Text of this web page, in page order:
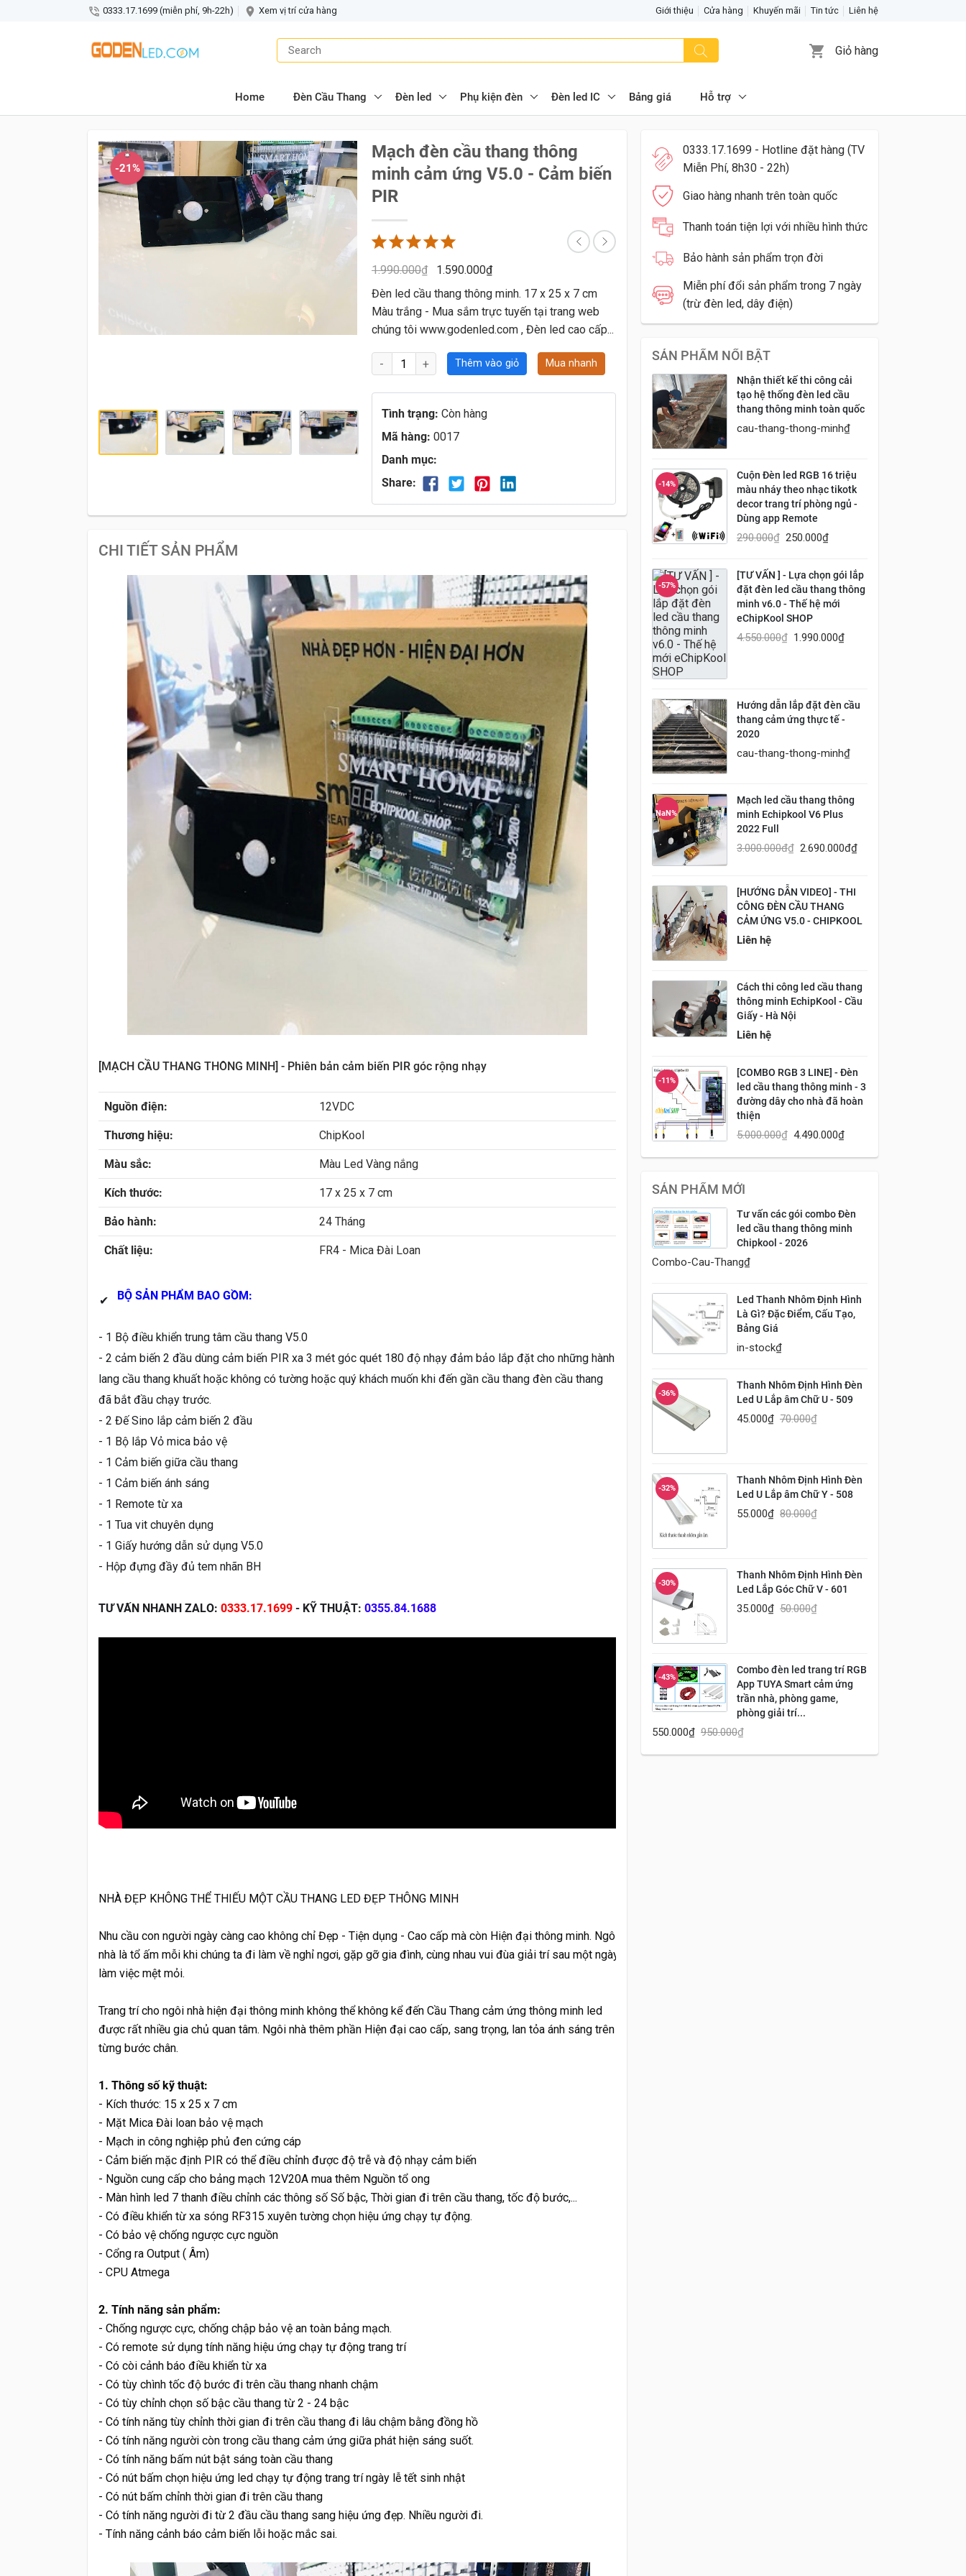
0333.17.1699 (miễn phí, 9h-22h) Xem vị trí cửa hàng Giới thiệu Cửa hàng Khuyến mãi Tin tức Liên hệ
Giỏ hàng
Home Đèn Cầu Thang Đèn led Phụ kiện đèn Đèn led IC Bảng giá Hỗ trợ
-21%
Mạch đèn cầu thang thông
minh cảm ứng V5.0 - Cảm biến
PIR
1.990.000₫ 1.590.000₫
Đèn led cầu thang thông minh. 17 x 25 x 7 cm
Màu trắng - Mua sắm trực tuyến tại trang web
chúng tôi www.godenled.com , Đèn led cao cấp...
Thêm vào giỏ Mua nhanh
Tình trạng: Còn hàng
Mã hàng: 0017
Danh mục:
Share:
CHI TIẾT SẢN PHẨM
[MẠCH CẦU THANG THÔNG MINH] - Phiên bản cảm biến PIR góc rộng nhạy
Nguồn điện: 12VDC
Thương hiệu: ChipKool
Màu sắc: Màu Led Vàng nắng
Kích thước: 17 x 25 x 7 cm
Bảo hành: 24 Tháng
Chất liệu: FR4 - Mica Đài Loan
✔ BỘ SẢN PHẨM BAO GỒM:
- 1 Bộ điều khiển trung tâm cầu thang V5.0
- 2 cảm biến 2 đầu dùng cảm biến PIR xa 3 mét góc quét 180 độ nhạy đảm bảo lắp đặt cho những hành
lang cầu thang khuất hoặc không có tường hoặc quý khách muốn khi đến gần cầu thang đèn cầu thang
đã bắt đầu chạy trước.
- 2 Đế Sino lắp cảm biến 2 đầu
- 1 Bộ lắp Vỏ mica bảo vệ
- 1 Cảm biến giữa cầu thang
- 1 Cảm biến ánh sáng
- 1 Remote từ xa
- 1 Tua vit chuyên dụng
- 1 Giấy hướng dẫn sử dụng V5.0
- Hộp đựng đầy đủ tem nhãn BH
TƯ VẤN NHANH ZALO: 0333.17.1699 - KỸ THUẬT: 0355.84.1688
NHÀ ĐẸP KHÔNG THỂ THIẾU MỘT CẦU THANG LED ĐẸP THÔNG MINH
Nhu cầu con người ngày càng cao không chỉ Đẹp - Tiện dụng - Cao cấp mà còn Hiện đại thông minh. Ngôi
nhà là tổ ấm mỗi khi chúng ta đi làm về nghỉ ngơi, gặp gỡ gia đình, cùng nhau vui đùa giải trí sau một ngày
làm việc mệt mỏi.
Trang trí cho ngôi nhà hiện đại thông minh không thể không kể đến Cầu Thang cảm ứng thông minh led
được rất nhiều gia chủ quan tâm. Ngôi nhà thêm phần Hiện đại cao cấp, sang trọng, lan tỏa ánh sáng trên
từng bước chân.
1. Thông số kỹ thuật:
- Kích thước: 15 x 25 x 7 cm
- Mặt Mica Đài loan bảo vệ mạch
- Mạch in công nghiệp phủ đen cứng cáp
- Cảm biến mặc định PIR có thể điều chỉnh được độ trễ và độ nhạy cảm biến
- Nguồn cung cấp cho bảng mạch 12V20A mua thêm Nguồn tổ ong
- Màn hình led 7 thanh điều chỉnh các thông số Số bậc, Thời gian đi trên cầu thang, tốc độ bước,...
- Có điều khiển từ xa sóng RF315 xuyên tường chọn hiệu ứng chạy tự động.
- Có bảo vệ chống ngược cực nguồn
- Cổng ra Output ( Âm)
- CPU Atmega
2. Tính năng sản phẩm:
- Chống ngược cực, chống chập bảo vệ an toàn bảng mạch.
- Có remote sử dụng tính năng hiệu ứng chạy tự động trang trí
- Có còi cảnh báo điều khiển từ xa
- Có tùy chình tốc độ bước đi trên cầu thang nhanh chậm
- Có tùy chỉnh chọn số bậc cầu thang từ 2 - 24 bậc
- Có tính năng tùy chỉnh thời gian đi trên cầu thang đi lâu chậm bằng đồng hồ
- Có tính năng người còn trong cầu thang cảm ứng giữa phát hiện sáng suốt.
- Có tính năng bấm nút bật sáng toàn cầu thang
- Có nút bấm chọn hiệu ứng led chạy tự động trang trí ngày lễ tết sinh nhật
- Có nút bấm chỉnh thời gian đi trên cầu thang
- Có tính năng người đi từ 2 đầu cầu thang sang hiệu ứng đẹp. Nhiều người đi.
- Tính năng cảnh báo cảm biến lỗi hoặc mắc sai.
0333.17.1699 - Hotline đặt hàng (TV
Miễn Phí, 8h30 - 22h)
Giao hàng nhanh trên toàn quốc
Thanh toán tiện lợi với nhiều hình thức
Bảo hành sản phẩm trọn đời
Miễn phí đổi sản phẩm trong 7 ngày
(trừ đèn led, dây điện)
SẢN PHẨM NỔI BẬT
Nhận thiết kế thi công cải
tạo hệ thống đèn led cầu
thang thông minh toàn quốc
cau-thang-thong-minh₫
-14%
Cuộn Đèn led RGB 16 triệu
màu nháy theo nhạc tikotk
decor trang trí phòng ngủ -
Dùng app Remote
290.000₫ 250.000₫
-57%
[TƯ VẤN ] - Lựa chọn gói lắp
đặt đèn led cầu thang thông
minh v6.0 - Thế hệ mới
eChipKool SHOP
4.550.000₫ 1.990.000₫
Hướng dẫn lắp đặt đèn cầu
thang cảm ứng thực tế -
2020
cau-thang-thong-minh₫
-
NaN%
Mạch led cầu thang thông
minh Echipkool V6 Plus
2022 Full
3.000.000đ₫ 2.690.000đ₫
[HƯỚNG DẪN VIDEO] - THI
CÔNG ĐÈN CẦU THANG
CẢM ỨNG V5.0 - CHIPKOOL
Liên hệ
Cách thi công led cầu thang
thông minh EchipKool - Cầu
Giấy - Hà Nội
Liên hệ
-11%
[COMBO RGB 3 LINE] - Đèn
led cầu thang thông minh - 3
đường dây cho nhà đã hoàn
thiện
5.000.000₫ 4.490.000₫
SẢN PHẨM MỚI
Tư vấn các gói combo Đèn
led cầu thang thông minh
Chipkool - 2026
Combo-Cau-Thang₫
Led Thanh Nhôm Định Hình
Là Gì? Đặc Điểm, Cấu Tạo,
Bảng Giá
in-stock₫
-36%
Thanh Nhôm Định Hình Đèn
Led U Lắp âm Chữ U - 509
45.000₫ 70.000₫
-32%
Thanh Nhôm Định Hình Đèn
Led U Lắp âm Chữ Y - 508
55.000₫ 80.000₫
-30%
Thanh Nhôm Định Hình Đèn
Led Lắp Góc Chữ V - 601
35.000₫ 50.000₫
-43%
Combo đèn led trang trí RGB
App TUYA Smart cảm ứng
trần nhà, phòng game,
phòng giải trí...
550.000₫ 950.000₫